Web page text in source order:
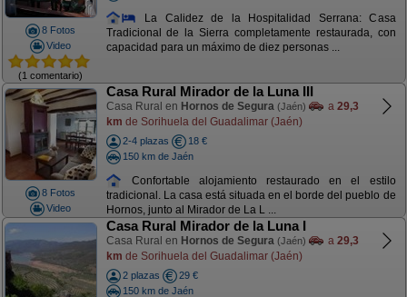
8 Fotos
Video
(1 comentario)
La Calidez de la Hospitalidad Serrana: Casa
Tradicional de la Sierra completamente restaurada, con
capacidad para un máximo de diez personas ...
8 Fotos
Video
Casa Rural Mirador de la Luna III
Casa Rural en Hornos de Segura (Jaén) a 29,3
km de Sorihuela del Guadalimar (Jaén)
2-4 plazas
18 €
150 km de Jaén
Confortable alojamiento restaurado en el estilo
tradicional. La casa está situada en el borde del pueblo de
Hornos, junto al Mirador de La L ...
Casa Rural Mirador de la Luna I
Casa Rural en Hornos de Segura (Jaén) a 29,3
km de Sorihuela del Guadalimar (Jaén)
2 plazas
29 €
150 km de Jaén